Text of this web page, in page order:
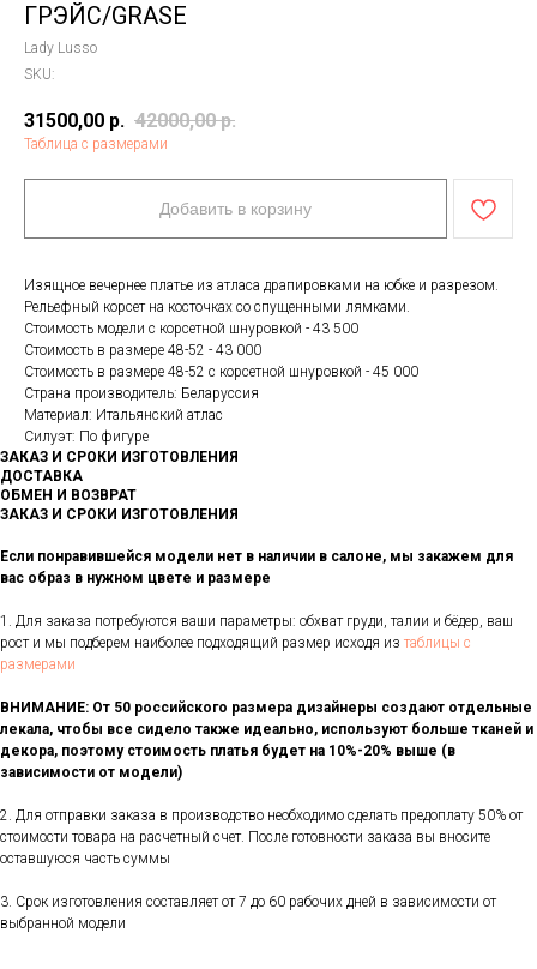
ГРЭЙС/GRASE
Lady Lusso
SKU:
31500,00 р. 42000,00 р.
Таблица с размерами
Добавить в корзину
Изящное вечернее платье из атласа драпировками на юбке и разрезом.
Рельефный корсет на косточках со спущенными лямками.
Стоимость модели с корсетной шнуровкой - 43 500
Стоимость в размере 48-52 - 43 000
Стоимость в размере 48-52 с корсетной шнуровкой - 45 000
Страна производитель: Беларуссия
Материал: Итальянский атлас
Силуэт: По фигуре
ЗАКАЗ И СРОКИ ИЗГОТОВЛЕНИЯ
ДОСТАВКА
ОБМЕН И ВОЗВРАТ
ЗАКАЗ И СРОКИ ИЗГОТОВЛЕНИЯ
Если понравившейся модели нет в наличии в салоне, мы закажем для
вас образ в нужном цвете и размере
1. Для заказа потребуются ваши параметры: обхват груди, талии и бёдер, ваш
рост и мы подберем наиболее подходящий размер исходя из таблицы с
размерами
ВНИМАНИЕ: От 50 российского размера дизайнеры создают отдельные
лекала, чтобы все сидело также идеально, используют больше тканей и
декора, поэтому стоимость платья будет на 10%-20% выше (в
зависимости от модели)
2. Для отправки заказа в производство необходимо сделать предоплату 50% от
стоимости товара на расчетный счет. После готовности заказа вы вносите
оставшуюся часть суммы
3. Срок изготовления составляет от 7 до 60 рабочих дней в зависимости от
выбранной модели